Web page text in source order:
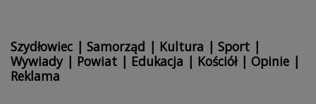
Szydłowiec | Samorząd | Kultura | Sport |
Wywiady| Powiat | Edukacja | Kościół| Opinie |
Reklama